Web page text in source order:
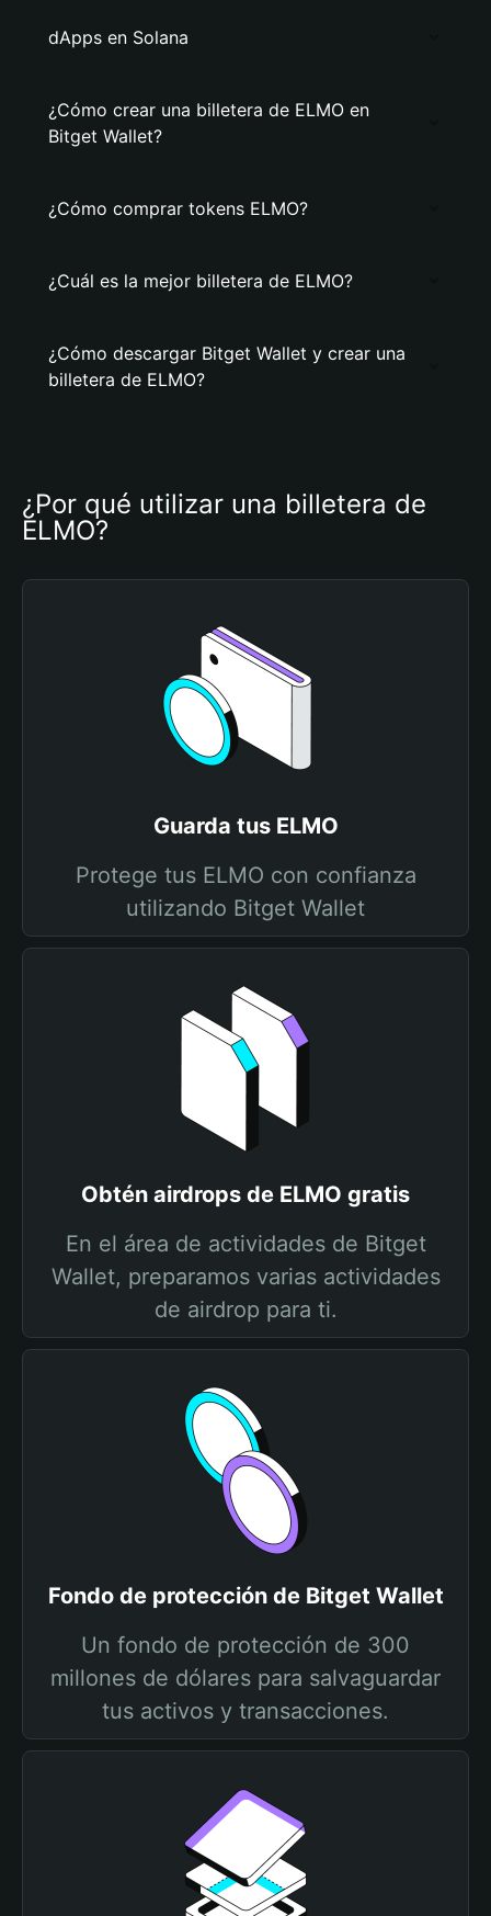
dApps en Solana
¿Cómo crear una billetera de ELMO en
Bitget Wallet?
¿Cómo comprar tokens ELMO?
¿Cuál es la mejor billetera de ELMO?
¿Cómo descargar Bitget Wallet y crear una
billetera de ELMO?
¿Por qué utilizar una billetera de
ELMO?
Guarda tus ELMO
Protege tus ELMO con confianza
utilizando Bitget Wallet
Obtén airdrops de ELMO gratis
En el área de actividades de Bitget
Wallet, preparamos varias actividades
de airdrop para ti.
Fondo de protección de Bitget Wallet
Un fondo de protección de 300
millones de dólares para salvaguardar
tus activos y transacciones.